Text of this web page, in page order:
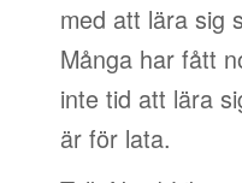
med att lära sig
Många har fått
inte tid att lära
är för lata.